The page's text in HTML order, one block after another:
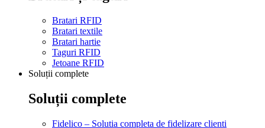
Bratari RFID
Bratari textile
Bratari hartie
Taguri RFID
Jetoane RFID
Soluții complete
Soluții complete
Fidelico – Solutia completa de fidelizare clienti